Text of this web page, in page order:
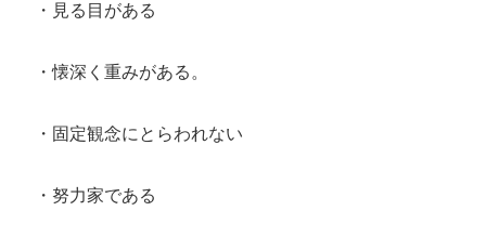
・見る目がある
・懐深く重みがある。
・固定観念にとらわれない
・努力家である